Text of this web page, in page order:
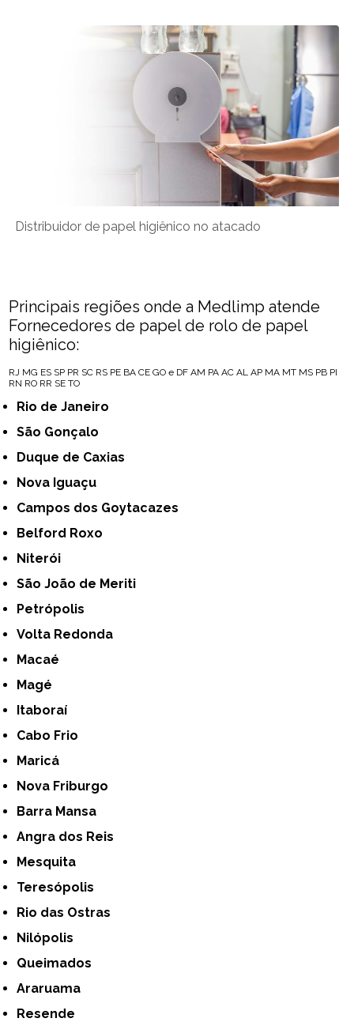
Distribuidor de papel higiênico no atacado​
Principais regiões onde a Medlimp atende
Fornecedores de papel de rolo de papel
higiênico​:
RJ MG ES SP PR SC RS PE BA CE GO e DF AM PA AC AL AP MA MT MS PB PI
RN RO RR SE TO
Rio de Janeiro
São Gonçalo
Duque de Caxias
Nova Iguaçu
Campos dos Goytacazes
Belford Roxo
Niterói
São João de Meriti
Petrópolis
Volta Redonda
Macaé
Magé
Itaboraí
Cabo Frio
Maricá
Nova Friburgo
Barra Mansa
Angra dos Reis
Mesquita
Teresópolis
Rio das Ostras
Nilópolis
Queimados
Araruama
Resende